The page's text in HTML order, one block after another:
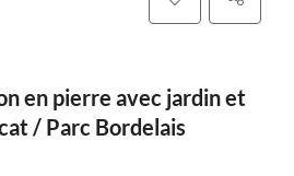
en pierre avec jardin et
/ Parc Bordelais